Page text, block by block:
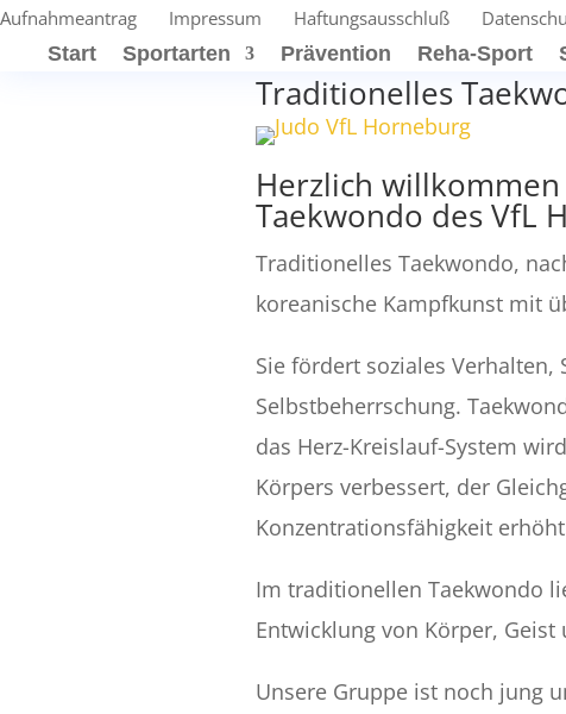
Aufnahmeantrag Impressum Haftungsausschluß
Start
Sportarten Prävention Reha-Sport
Traditionelles
Herzlich
Taekwondo des VfL
Traditionelles Taekwondo,
koreanische Kampfkunst mit
Sie fördert soziales
Selbstbeherrschung.
das Herz-Kreislauf-System
Körpers verbessert, der
Konzentrationsfähigkeit
Im traditionellen Taekwondo
Entwicklung von Körper, Geist
Unsere Gruppe ist noch jung